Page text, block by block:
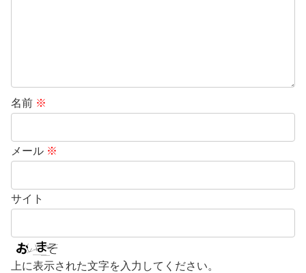
名前 ※
メール ※
サイト
上に表示された文字を入力してください。